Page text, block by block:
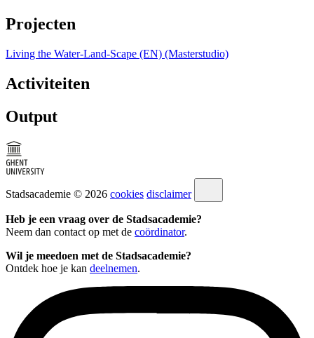
Projecten
Living the Water-Land-Scape (EN) (Masterstudio)
Activiteiten
Output
Stadsacademie © 2026 cookies disclaimer
Heb je een vraag over de Stadsacademie?
Neem dan contact op met de coördinator.
Wil je meedoen met de Stadsacademie?
Ontdek hoe je kan deelnemen.